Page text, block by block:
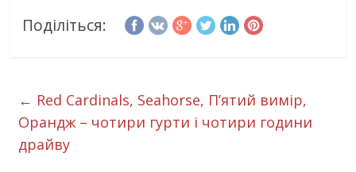
Поділіться:
← Red Cardinals, Seahorse, П’ятий вимір,
Орандж – чотири гурти і чотири години
драйву